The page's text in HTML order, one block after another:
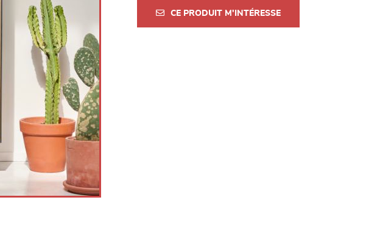
CE PRODUIT M'INTÉRESSE